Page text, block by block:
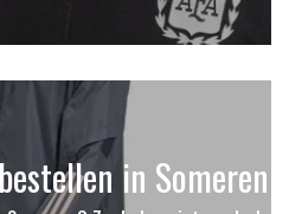
in Someren